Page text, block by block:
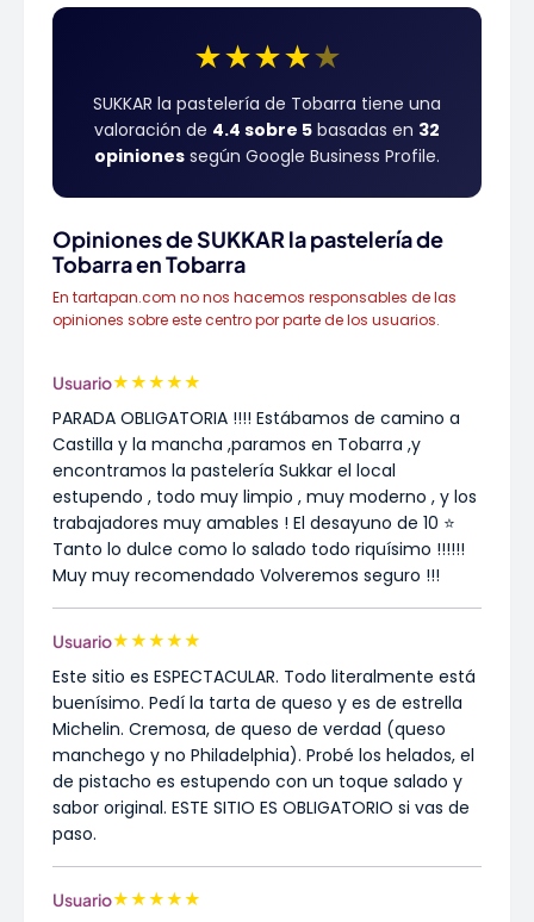
★★★★★
SUKKAR la pastelería de Tobarra tiene una
valoración de 4.4 sobre 5 basadas en 32
opiniones según Google Business Profile.
Opiniones de SUKKAR la pastelería de
Tobarra en Tobarra
En tartapan.com no nos hacemos responsables de las
opiniones sobre este centro por parte de los usuarios.
Usuario★★★★★
PARADA OBLIGATORIA !!!! Estábamos de camino a
Castilla y la mancha ,paramos en Tobarra ,y
encontramos la pastelería Sukkar el local
estupendo , todo muy limpio , muy moderno , y los
trabajadores muy amables ! El desayuno de 10 ⭐️
Tanto lo dulce como lo salado todo riquísimo !!!!!!
Muy muy recomendado Volveremos seguro !!!
Usuario★★★★★
Este sitio es ESPECTACULAR. Todo literalmente está
buenísimo. Pedí la tarta de queso y es de estrella
Michelin. Cremosa, de queso de verdad (queso
manchego y no Philadelphia). Probé los helados, el
de pistacho es estupendo con un toque salado y
sabor original. ESTE SITIO ES OBLIGATORIO si vas de
paso.
Usuario★★★★★